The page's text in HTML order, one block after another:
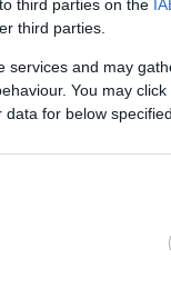
third parties on the
third parties.
services and may
You may
for below
risultati
uscite
nel settore,
sei mai
che
delle